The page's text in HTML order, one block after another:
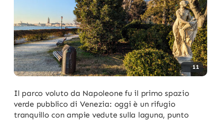
11
Il parco voluto da Napoleone fu il primo spazio
verde pubblico di Venezia: oggi è un rifugio
tranquillo con ampie vedute sulla laguna, punto